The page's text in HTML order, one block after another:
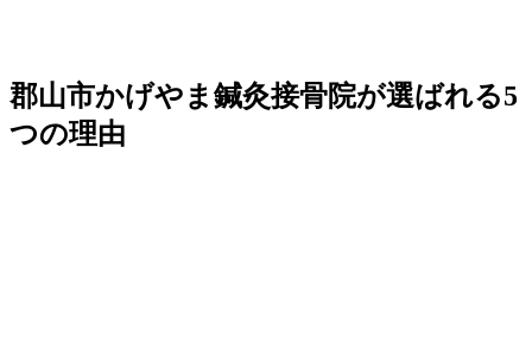
郡山市かげやま鍼灸接骨院が選ばれる5
つの理由